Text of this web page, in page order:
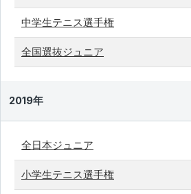
中学生テニス選手権
全国選抜ジュニア
2019年
全日本ジュニア
小学生テニス選手権